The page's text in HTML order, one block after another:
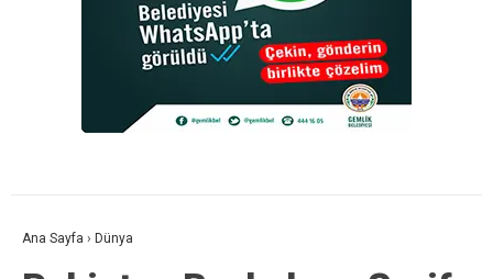
Ana Sayfa › Dünya